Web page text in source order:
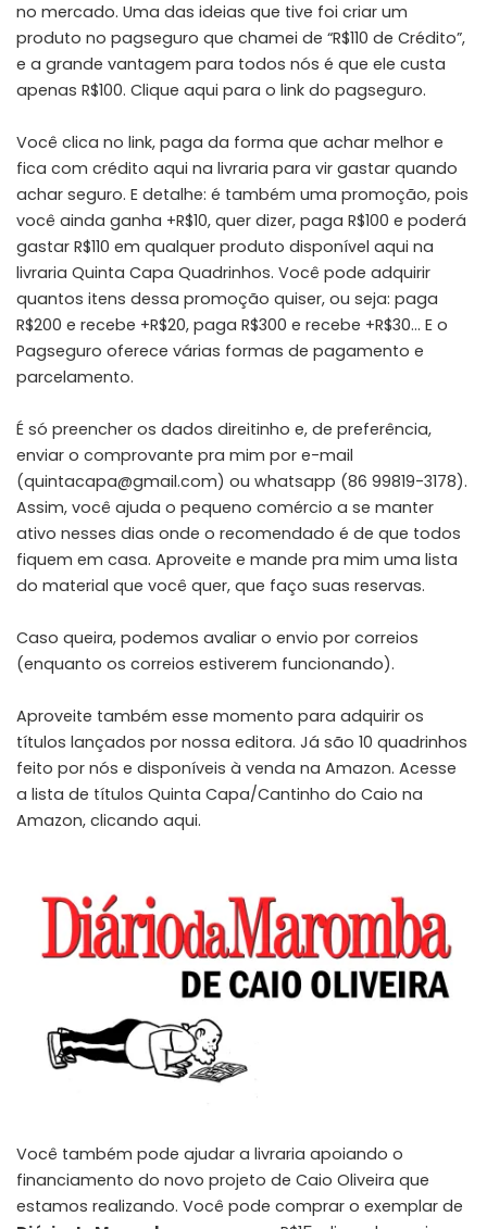
no mercado. Uma das ideias que tive foi criar um
produto no pagseguro que chamei de “R$110 de Crédito”,
e a grande vantagem para todos nós é que ele custa
apenas R$100. Clique aqui para o link do pagseguro.
Você clica no link, paga da forma que achar melhor e
fica com crédito aqui na livraria para vir gastar quando
achar seguro. E detalhe: é também uma promoção, pois
você ainda ganha +R$10, quer dizer, paga R$100 e poderá
gastar R$110 em qualquer produto disponível aqui na
livraria Quinta Capa Quadrinhos. Você pode adquirir
quantos itens dessa promoção quiser, ou seja: paga
R$200 e recebe +R$20, paga R$300 e recebe +R$30… E o
Pagseguro oferece várias formas de pagamento e
parcelamento.
É só preencher os dados direitinho e, de preferência,
enviar o comprovante pra mim por e-mail
(quintacapa@gmail.com) ou whatsapp (86 99819-3178).
Assim, você ajuda o pequeno comércio a se manter
ativo nesses dias onde o recomendado é de que todos
fiquem em casa. Aproveite e mande pra mim uma lista
do material que você quer, que faço suas reservas.
Caso queira, podemos avaliar o envio por correios
(enquanto os correios estiverem funcionando).
Aproveite também esse momento para adquirir os
títulos lançados por nossa editora. Já são 10 quadrinhos
feito por nós e disponíveis à venda na Amazon. Acesse
a lista de títulos Quinta Capa/Cantinho do Caio na
Amazon, clicando aqui.
Você também pode ajudar a livraria apoiando o
financiamento do novo projeto de Caio Oliveira que
estamos realizando. Você pode comprar o exemplar de